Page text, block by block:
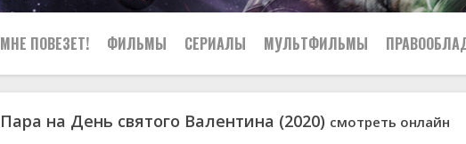
МНЕ ПОВЕЗЕТ! ФИЛЬМЫ СЕРИАЛЫ МУЛЬТФИЛЬМЫ
Пара на День святого Валентина (2020) смотреть онлайн